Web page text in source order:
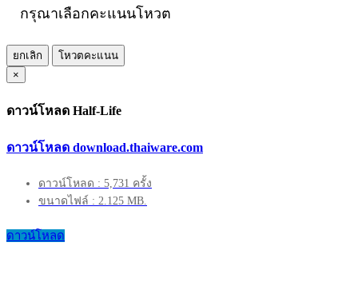
กรุณาเลือกคะแนนโหวต
ยกเลิก
โหวตคะแนน
×
ดาวน์โหลด Half-Life
ดาวน์โหลด download.thaiware.com
ดาวน์โหลด : 5,731 ครั้ง
ขนาดไฟล์ : 2.125 MB.
ดาวน์โหลด